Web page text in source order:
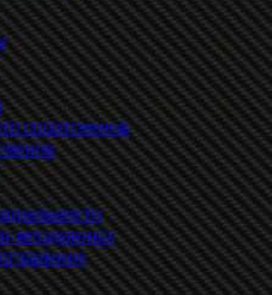
спортсменов
метаданных